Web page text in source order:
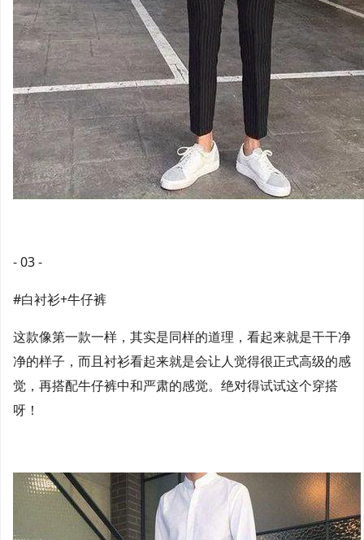
- 03 -
#白衬衫+牛仔裤
这款像第一款一样，其实是同样的道理，看起来就是干干净
净的样子，而且衬衫看起来就是会让人觉得很正式高级的感
觉，再搭配牛仔裤中和严肃的感觉。绝对得试试这个穿搭
呀！